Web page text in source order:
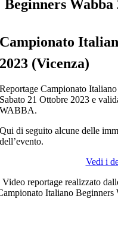
Beginners Wabba
Campionato
2023 (Vicenza)
Reportage Campionato
Sabato 21 Ottobre 2023 e
WABBA.
Qui di seguito alcune delle
dell’evento.
Vedi i
Video reportage realizzato
Italiano